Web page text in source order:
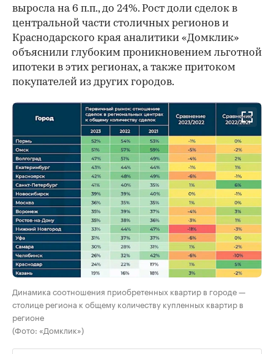
выросла на 6 п.п., до 24%. Рост доли сделок в
центральной части столичных регионов и
Краснодарского края аналитики «Домклик»
объяснили глубоким проникновением льготной
ипотеки в этих регионах, а также притоком
покупателей из других городов.
Динамика соотношения приобретенных квартир в городе —
столице региона к общему количеству купленных квартир в
регионе
(Фото: «Домклик»)